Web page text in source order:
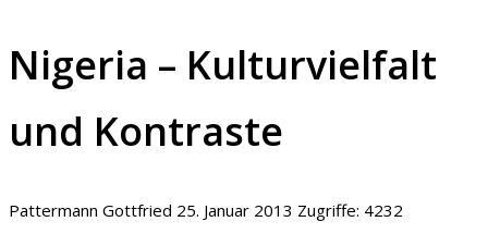
Nigeria – Kulturvielfalt
und Kontraste
Pattermann Gottfried 25. Januar 2013 Zugriffe: 4232